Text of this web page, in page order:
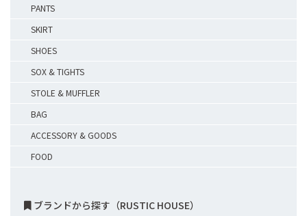
PANTS
SKIRT
SHOES
SOX & TIGHTS
STOLE & MUFFLER
BAG
ACCESSORY & GOODS
FOOD
ブランドから探す（RUSTIC HOUSE）